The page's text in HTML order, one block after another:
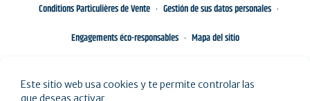
Conditions Particulières de Vente
Gestión de sus datos personales
Engagements éco-responsables
Mapa del sitio
Este sitio web usa cookies y te permite controlar las
que deseas activar